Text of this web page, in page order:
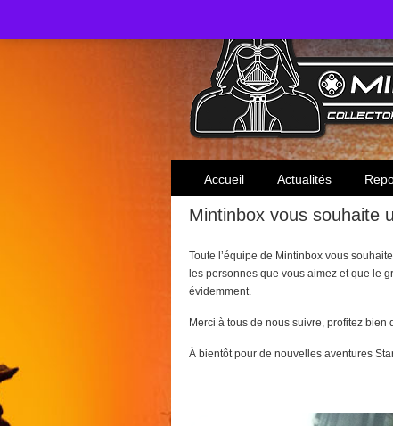
Toute l'actualité des collectionneurs Star
Accueil Actualités
Mintinbox vous souhaite
Toute l’équipe de Mintinbox vous
les personnes que vous aimez et que le
évidemment.
Merci à tous de nous suivre, profitez
À bientôt pour de nouvelles aventures